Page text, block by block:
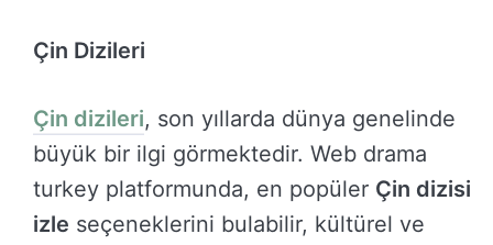
Çin Dizileri
Çin dizileri, son yıllarda dünya genelinde
büyük bir ilgi görmektedir. Web drama
turkey platformunda, en popüler Çin dizisi
izle seçeneklerini bulabilir, kültürel ve